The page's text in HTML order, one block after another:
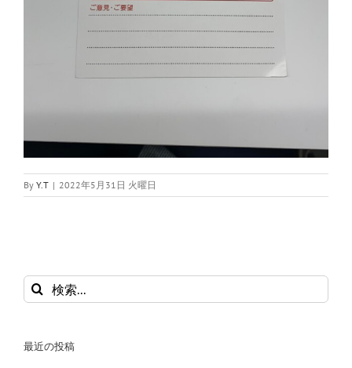
By Y.T | 2022年5月31日 火曜日
検
索
最近の投稿